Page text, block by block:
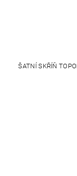
ŠATNÍ SKŘÍŇ